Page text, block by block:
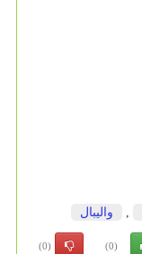
والیبال
(0)
(0)